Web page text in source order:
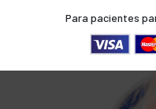
Para pacientes